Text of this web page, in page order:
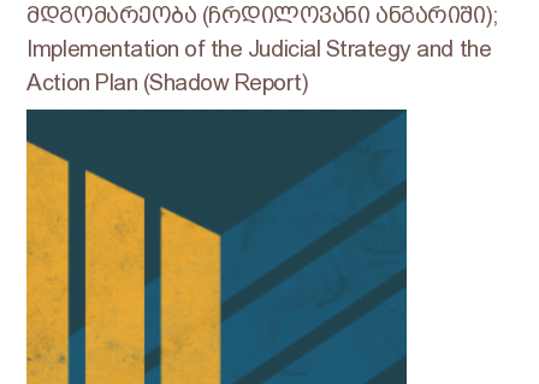
მდგომარეობა (ჩრდილოვანი ანგარიში);
Implementation of the Judicial Strategy and the
Action Plan (Shadow Report)